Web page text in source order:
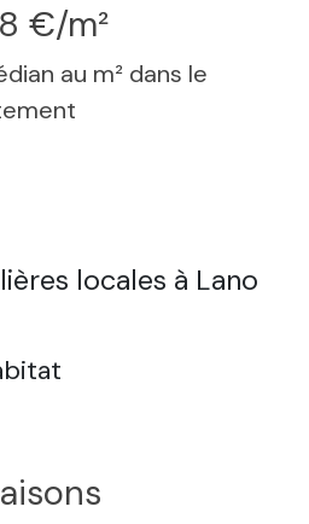
€/m²
au m² dans le
locales à Lano